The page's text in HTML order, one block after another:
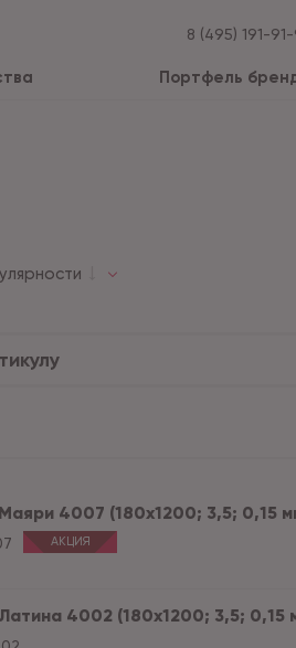
8 (495) 191-
Портфель
4007 (180x1200; 3,5; 0,15
АКЦИЯ
4002 (180x1200; 3,5; 0,15